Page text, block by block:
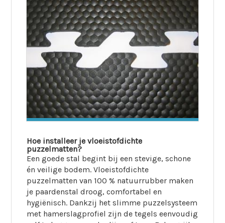
Hoe installeer je vloeistofdichte
puzzelmatten?
Een goede stal begint bij een stevige, schone
én veilige bodem. Vloeistofdichte
puzzelmatten van 100 % natuurrubber maken
je paardenstal droog, comfortabel en
hygiënisch. Dankzij het slimme puzzelsysteem
met hamerslagprofiel zijn de tegels eenvoudig